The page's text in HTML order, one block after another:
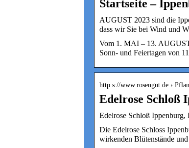
Startseite –
AUGUST 2023 sind die
dass wir Sie bei Wind und
Vom 1. MAI – 13. AUGUST
Sonn- und Feiertagen von
http s://www.rosengut.de ›
Edelrose Schloß
Edelrose Schloß Ippenburg,
Die Edelrose Schloss
wirkenden Blütenstände